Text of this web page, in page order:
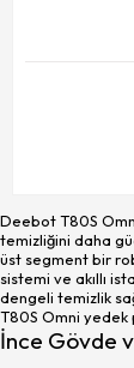
Deebot T80S
temizliğini daha
üst segment bir
sistemi ve akıllı
dengeli temizlik
T80S Omni yedek
İnce Gövde